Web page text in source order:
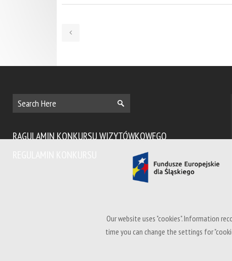
RAGULAMIN KONKURSU WIZYTÓWKOWEGO
Our website uses "cookies". Information
time you can change the settings for